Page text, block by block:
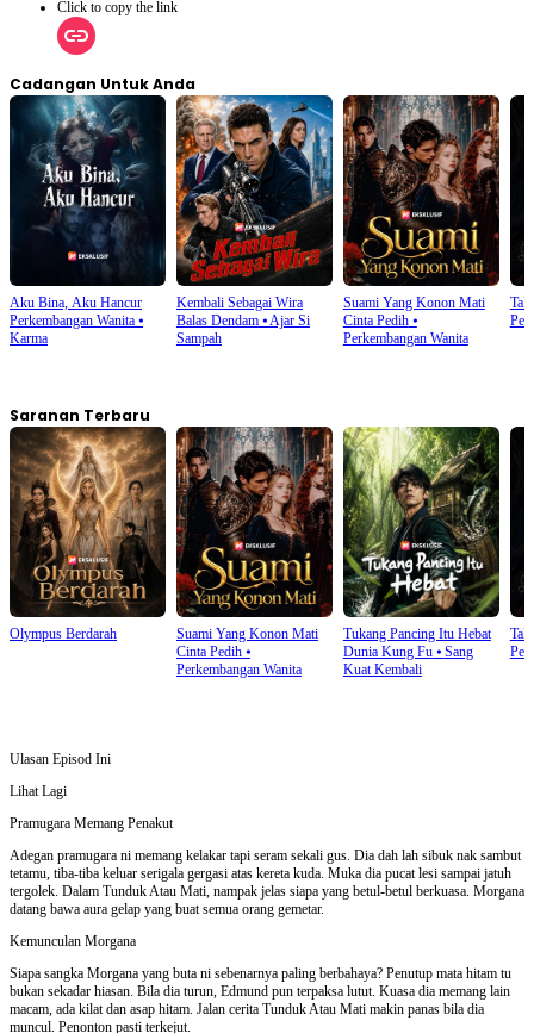
Click to copy the link
Cadangan Untuk Anda
Aku Bina, Aku Hancur
Perkembangan Wanita ⦁
Karma
Kembali Sebagai Wira
Balas Dendam⦁Ajar Si
Sampah
Suami Yang Konon Mati
Cinta Pedih⦁
Perkembangan Wanita
Saranan Terbaru
Olympus Berdarah
Suami Yang Konon Mati
Cinta Pedih⦁
Perkembangan Wanita
Tukang Pancing Itu Hebat
Dunia Kung Fu⦁ Sang
Kuat Kembali
Ulasan Episod Ini
Lihat Lagi
Pramugara Memang Penakut
Adegan pramugara ni memang kelakar tapi seram sekali gus. Dia dah lah sibuk nak sambut
tetamu, tiba-tiba keluar serigala gergasi atas kereta kuda. Muka dia pucat lesi sampai jatuh
tergolek. Dalam Tunduk Atau Mati, nampak jelas siapa yang betul-betul berkuasa. Morgana
datang bawa aura gelap yang buat semua orang gemetar.
Kemunculan Morgana
Siapa sangka Morgana yang buta ni sebenarnya paling berbahaya? Penutup mata hitam tu
bukan sekadar hiasan. Bila dia turun, Edmund pun terpaksa lutut. Kuasa dia memang lain
macam, ada kilat dan asap hitam. Jalan cerita Tunduk Atau Mati makin panas bila dia
muncul. Penonton pasti terkejut.